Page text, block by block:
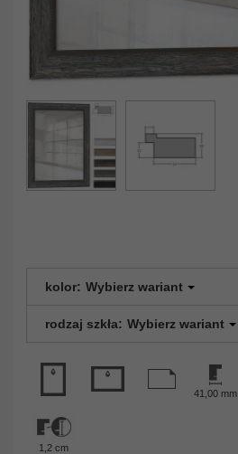
kolor: Wybierz wariant
rodzaj szkła: Wybierz wariant
41,00 mm
1,2 cm